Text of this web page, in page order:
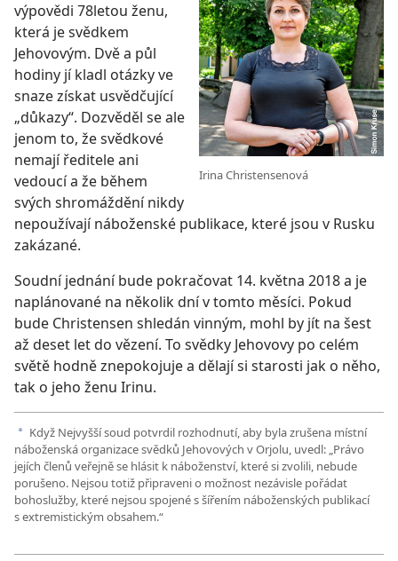
Irina Christensenová
výpovědi 78letou ženu,
která je svědkem
Jehovovým. Dvě a půl
hodiny jí kladl otázky ve
snaze získat usvědčující
„důkazy“. Dozvěděl se ale
jenom to, že svědkové
nemají ředitele ani
vedoucí a že během
svých shromáždění nikdy
nepoužívají náboženské publikace, které jsou v Rusku
zakázané.
Soudní jednání bude pokračovat 14. května 2018 a je
naplánované na několik dní v tomto měsíci. Pokud
bude Christensen shledán vinným, mohl by jít na šest
až deset let do vězení. To svědky Jehovovy po celém
světě hodně znepokojuje a dělají si starosti jak o něho,
tak o jeho ženu Irinu.
a Když Nejvyšší soud potvrdil rozhodnutí, aby byla zrušena místní
náboženská organizace svědků Jehovových v Orjolu, uvedl: „Právo
jejích členů veřejně se hlásit k náboženství, které si zvolili, nebude
porušeno. Nejsou totiž připraveni o možnost nezávisle pořádat
bohoslužby, které nejsou spojené s šířením náboženských publikací
s extremistickým obsahem.“